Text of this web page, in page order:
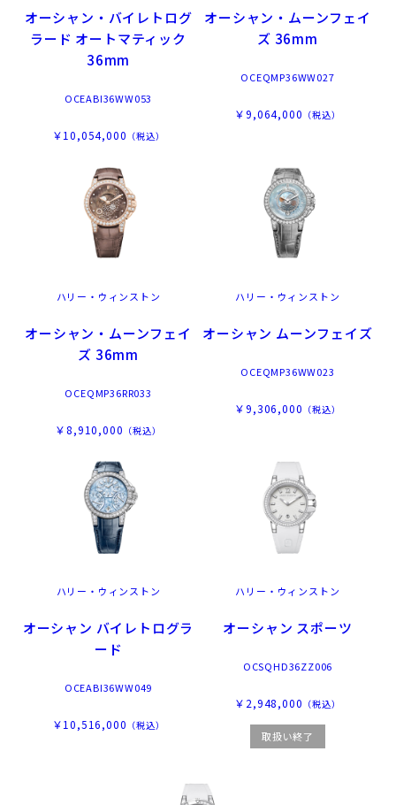
オーシャン・バイレトログ
ラード オートマティック
36mm
OCEABI36WW053
￥10,054,000 （税込）
オーシャン・ムーンフェイ
ズ 36mm
OCEQMP36WW027
￥9,064,000 （税込）
ハリー・ウィンストン
オーシャン・ムーンフェイ
ズ 36mm
OCEQMP36RR033
￥8,910,000 （税込）
ハリー・ウィンストン
オーシャン ムーンフェイズ
OCEQMP36WW023
￥9,306,000 （税込）
ハリー・ウィンストン
オーシャン バイレトログラ
ード
OCEABI36WW049
￥10,516,000 （税込）
ハリー・ウィンストン
オーシャン スポーツ
OCSQHD36ZZ006
￥2,948,000 （税込）
取扱い終了